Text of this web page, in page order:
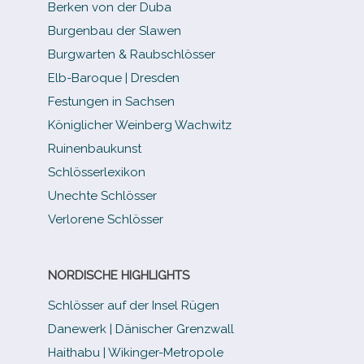
Berken von der Duba
Burgenbau der Slawen
Burgwarten & Raubschlösser
Elb-​Baroque | Dresden
Festungen in Sachsen
Königlicher Weinberg Wachwitz
Ruinenbaukunst
Schlösserlexikon
Unechte Schlösser
Verlorene Schlösser
NORDISCHE HIGHLIGHTS
Schlösser auf der Insel Rügen
Danewerk | Dänischer Grenzwall
Haithabu | Wikinger-Metropole